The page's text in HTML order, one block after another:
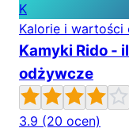
K
Kalorie i
Kamyki Rido -
odżywcze
3.9 (20 ocen)